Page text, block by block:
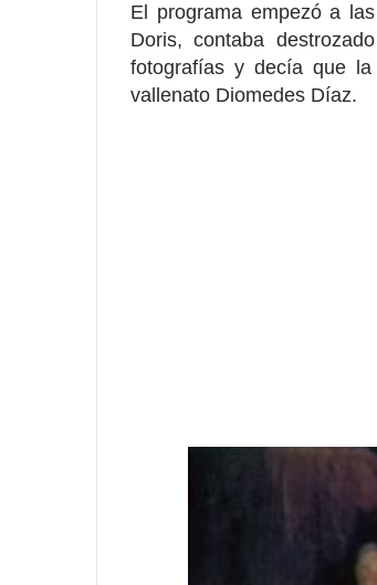
El programa empezó a
Doris, contaba
fotografías y decía que
vallenato Diomedes Díaz.